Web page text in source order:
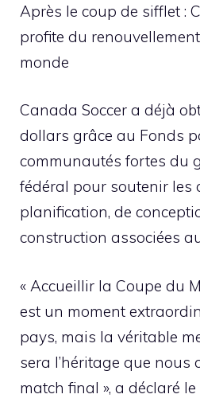
Après le coup de sifflet :
profite du
monde
Canada Soccer a déjà
dollars grâce au Fonds
communautés fortes du
fédéral pour soutenir les
planification, de
construction associées
« Accueillir la Coupe du
est un moment
pays, mais la véritable
sera l’héritage que nous
match final », a déclaré